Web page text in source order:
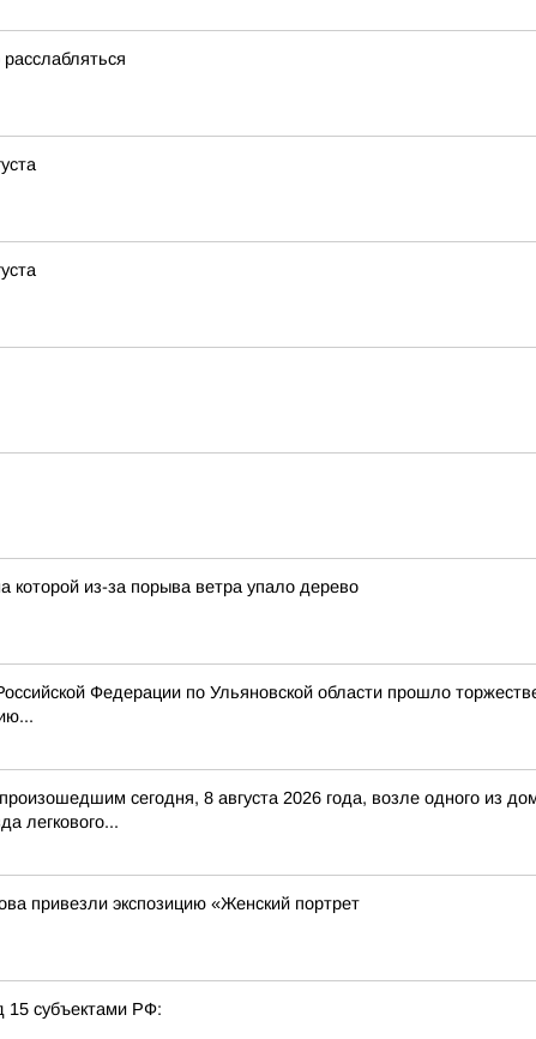
которой из-за порыва ветра упало дерево
Федерации по Ульяновской области прошло
сегодня, 8 августа 2026 года, возле одного из
легкового...
привезли экспозицию «Женский портрет
15 субъектами РФ: